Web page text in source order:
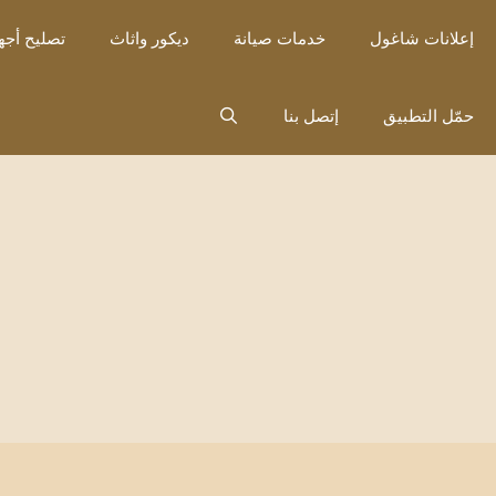
إلىإعلانات شاغول خدمات صيانة ديكور واثاث تصليح
حمّل التطبيق إتصل بنا